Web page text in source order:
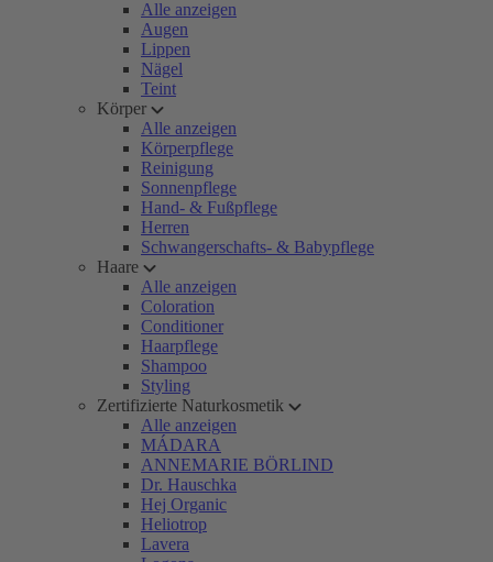
Alle anzeigen
Augen
Lippen
Nägel
Teint
Körper
Alle anzeigen
Körperpflege
Reinigung
Sonnenpflege
Hand- & Fußpflege
Herren
Schwangerschafts- & Babypflege
Haare
Alle anzeigen
Coloration
Conditioner
Haarpflege
Shampoo
Styling
Zertifizierte Naturkosmetik
Alle anzeigen
MÁDARA
ANNEMARIE BÖRLIND
Dr. Hauschka
Hej Organic
Heliotrop
Lavera